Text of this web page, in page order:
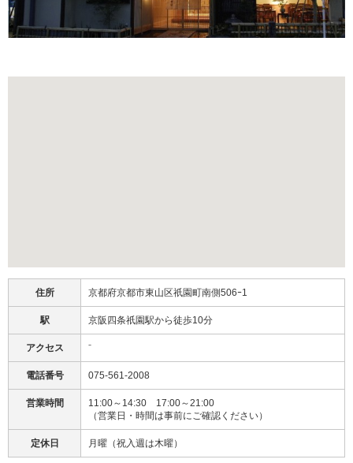
住所 京都府京都市東山区祇園町南側506ｰ1
駅 京阪四条祇園駅から徒歩10分
アクセス ⁻
電話番号 075-561-2008
営業時間
11:00～14:30 17:00～21:00
（営業日・時間は事前にご確認ください）
定休日 月曜（祝入週は木曜）